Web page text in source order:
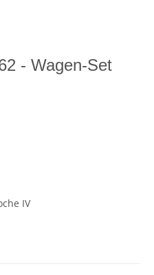
- Wagen-Set
IV